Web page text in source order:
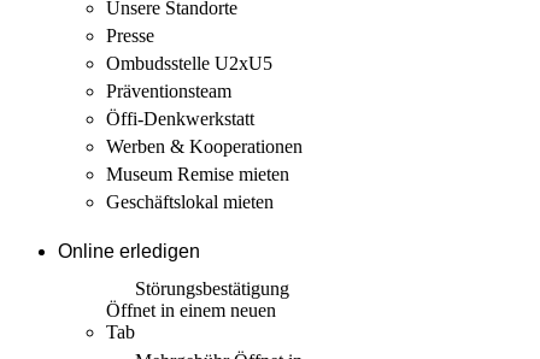
Unsere Standorte
Presse
Ombudsstelle U2xU5
Präventionsteam
Öffi-Denkwerkstatt
Werben & Kooperationen
Museum Remise mieten
Geschäftslokal mieten
Online erledigen
Störungs­bestätigung
Öffnet in einem neuen
Tab